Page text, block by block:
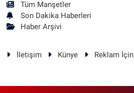
Tüm Manşetler
Son Dakika Haberleri
Haber Arşivi
İletişim Künye Reklam İçin